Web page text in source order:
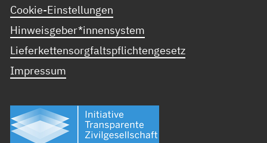
Cookie-Einstellungen
Hinweisgeber*innensystem
Lieferkettensorgfaltspflichtengesetz
Impressum